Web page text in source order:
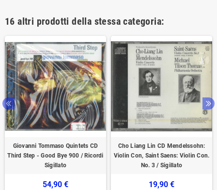
16 altri prodotti della stessa categoria:
Giovanni Tommaso Quintets CD
Third Step - Good Bye 900 / Ricordi
‎Sigillato
54,90 €
Cho Liang Lin CD Mendelssohn:
Violin Con, Saint Saens: Violin Con.
No. 3 / Sigillato
19,90 €